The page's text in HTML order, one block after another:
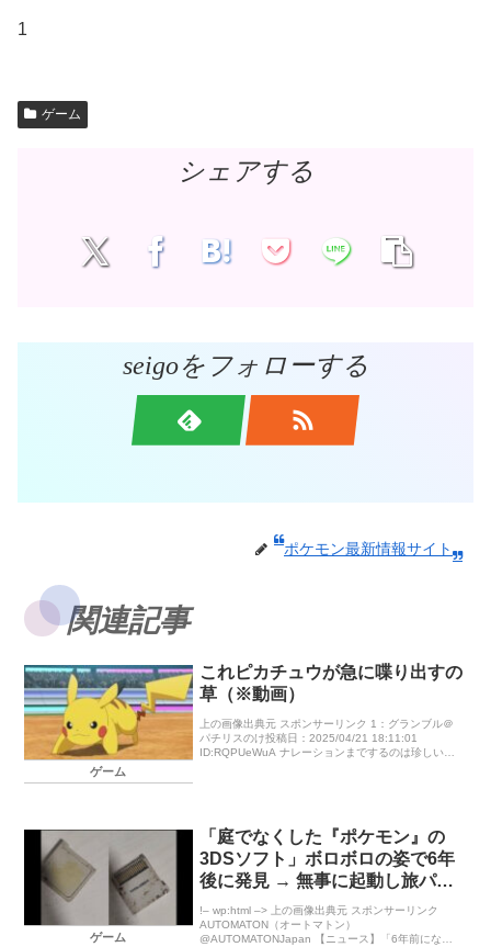
1
ゲーム
シェアする
seigoをフォローする
ポケモン最新情報サイト
関連記事
ゲーム
これピカチュウが急に喋り出すの
草（※動画）
上の画像出典元 スポンサーリンク 1：グランブル＠
パチリスのけ投稿日：2025/04/21 18:11:01
ID:RQPUeWuA ナレーションまでするのは珍しいな
ゲーム
「庭でなくした『ポケモン』の
3DSソフト」ボロボロの姿で6年
後に発見 → 無事に起動し旅パと
の再会を果たす
!– wp:html –> 上の画像出典元 スポンサーリンク
AUTOMATON（オートマトン）
@AUTOMATONJapan 【ニュース】「6年前になく